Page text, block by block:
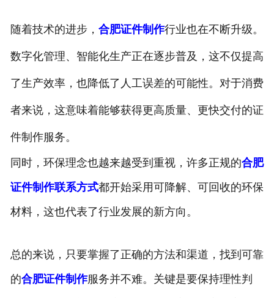
随着技术的进步， 合肥证件制作行业也在不断升级。
数字化管理、智能化生产正在逐步普及，这不仅提高
了生产效率，也降低了人工误差的可能性。对于消费
者来说，这意味着能够获得更高质量、更快交付的证
件制作服务。
同时，环保理念也越来越受到重视，许多正规的合肥
证件制作联系方式都开始采用可降解、可回收的环保
材料，这也代表了行业发展的新方向。
总的来说，只要掌握了正确的方法和渠道，找到可靠
的合肥证件制作服务并不难。关键是要保持理性判